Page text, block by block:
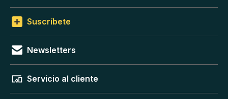
Suscríbete
Newsletters
Servicio al cliente